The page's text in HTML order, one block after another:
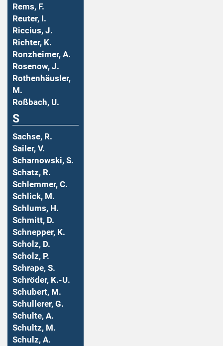
Rems, F.
Reuter, I.
Riccius, J.
Richter, K.
Ronzheimer, A.
Rosenow, J.
Rothenhäusler,
M.
Roßbach, U.
S
Sachse, R.
Sailer, V.
Scharnowski, S.
Schatz, R.
Schlemmer, C.
Schlick, M.
Schlums, H.
Schmitt, D.
Schnepper, K.
Scholz, D.
Scholz, P.
Schrape, S.
Schröder, K.-U.
Schubert, M.
Schullerer, G.
Schulte, A.
Schultz, M.
Schulz, A.